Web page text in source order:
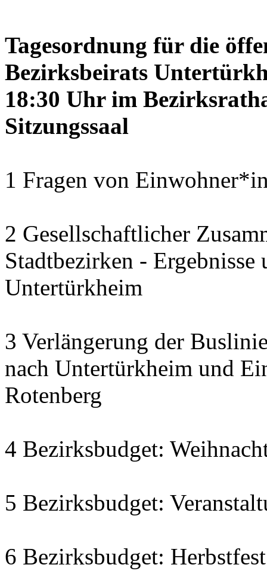
Tagesordnung für die
Bezirksbeirats
18:30 Uhr im
Sitzungssaal
1 Fragen von
2 Gesellschaftlicher
Stadtbezirken -
Untertürkheim
3 Verlängerung der
nach Untertürkheim und
Rotenberg
4 Bezirksbudget:
5 Bezirksbudget:
6 Bezirksbudget: